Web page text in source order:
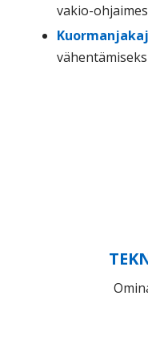
vakio-